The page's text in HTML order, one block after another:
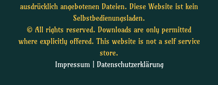
ausdrücklich angebotenen Dateien. Diese Website ist kein
Selbstbedienungsladen.
© All rights reserved. Downloads are only permitted
where explicitly offered. This website is not a self service
store.
Impressum| Datenschutzerklärung